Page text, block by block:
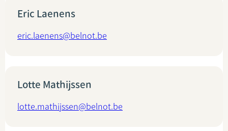
Eric Laenens
eric.laenens@belnot.be
Lotte Mathijssen
lotte.mathijssen@belnot.be